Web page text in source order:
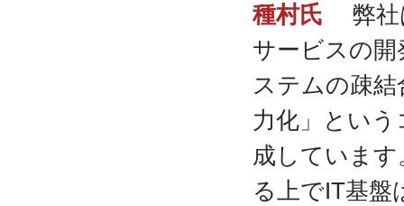
種村氏
弊社
サービスの
ステムの疎
力化」とい
成していま
る上でIT基盤